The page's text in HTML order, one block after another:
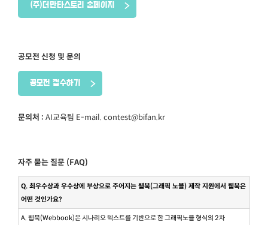
(주)더만타스토리 홈페이지
공모전 신청 및 문의
공모전 접수하기
문의처 : AI교육팀 E-mail. contest@bifan.kr
자주 묻는 질문 (FAQ)
Q. 최우수상과 우수상에 부상으로 주어지는 웹북(그래픽 노블) 제작 지원에서 웹북은
어떤 것인가요?
A. 웹북(Webbook)은 시나리오 텍스트를 기반으로 한 그래픽노블 형식의 2차